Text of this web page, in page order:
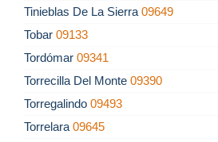
Tinieblas De La Sierra 09649
Tobar 09133
Tordómar 09341
Torrecilla Del Monte 09390
Torregalindo 09493
Torrelara 09645